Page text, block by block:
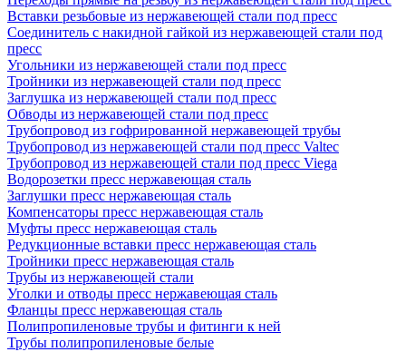
Вставки резьбовые из нержавеющей стали под пресс
Соединитель с накидной гайкой из нержавеющей стали под
пресс
Угольники из нержавеющей стали под пресс
Тройники из нержавеющей стали под пресс
Заглушка из нержавеющей стали под пресс
Обводы из нержавеющей стали под пресс
Трубопровод из гофрированной нержавеющей трубы
Трубопровод из нержавеющей стали под пресс Valtec
Трубопровод из нержавеющей стали под пресс Viega
Водорозетки пресс нержавеющая сталь
Заглушки пресс нержавеющая сталь
Компенсаторы пресс нержавеющая сталь
Муфты пресс нержавеющая сталь
Редукционные вставки пресс нержавеющая сталь
Тройники пресс нержавеющая сталь
Трубы из нержавеющей стали
Уголки и отводы пресс нержавеющая сталь
Фланцы пресс нержавеющая сталь
Полипропиленовые трубы и фитинги к ней
Трубы полипропиленовые белые